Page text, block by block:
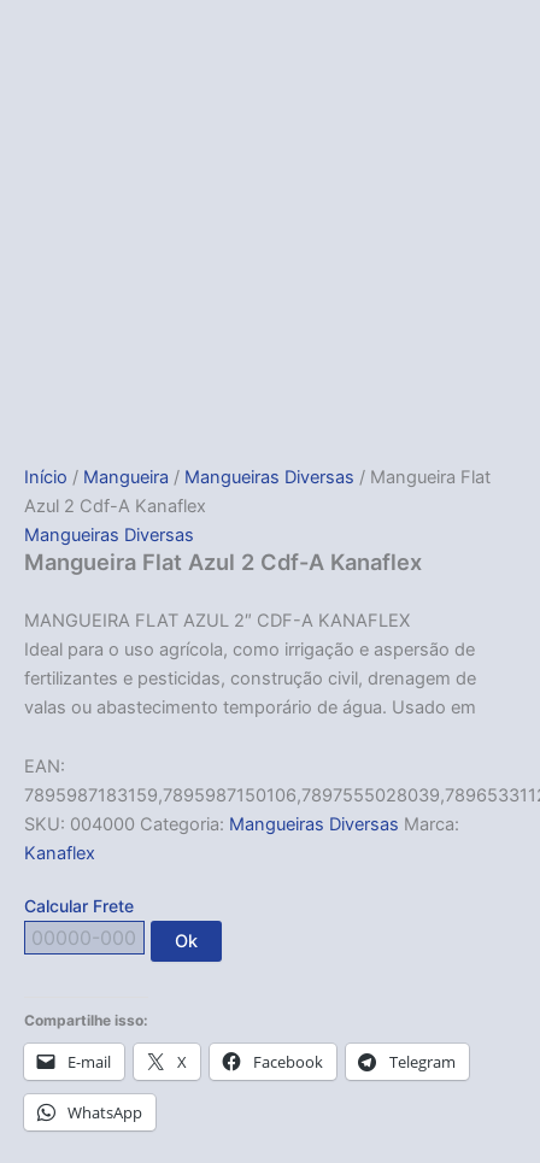
Início / Mangueira / Mangueiras Diversas / Mangueira Flat
Azul 2 Cdf-A Kanaflex
Mangueiras Diversas
Mangueira Flat Azul 2 Cdf-A Kanaflex
MANGUEIRA FLAT AZUL 2″ CDF-A KANAFLEX
Ideal para o uso agrícola, como irrigação e aspersão de
fertilizantes e pesticidas, construção civil, drenagem de
valas ou abastecimento temporário de água. Usado em
EAN:
SKU: 004000 Categoria: Mangueiras Diversas Marca:
Kanaflex
Calcular Frete
Ok
Compartilhe isso:
E-mail X Facebook Telegram
WhatsApp